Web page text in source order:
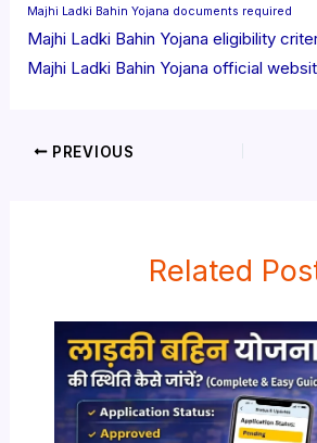
Majhi Ladki Bahin Yojana documents required
Majhi Ladki Bahin Yojana eligibility
Majhi Ladki Bahin Yojana official
PREVIOUS
Related